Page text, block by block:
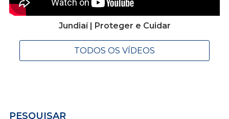
Jundiaí | Proteger e Cuidar
TODOS OS VÍDEOS
PESQUISAR